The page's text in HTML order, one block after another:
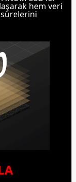
hem veri
sürelerini